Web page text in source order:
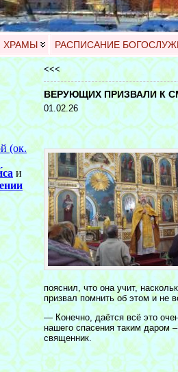
ХРАМЫ РАСПИСАНИЕ
<<<
ВЕРУЮЩИХ ПРИЗВАЛИ К
01.02.26
пояснил, что она учит,
призвал помнить об этом и не
— Конечно, даётся всё это
нашего спасения таким даром
священник.